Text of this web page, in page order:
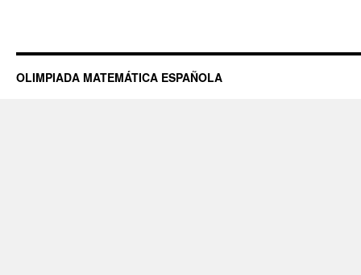
OLIMPIADA MATEMÁTICA ESPAÑOLA